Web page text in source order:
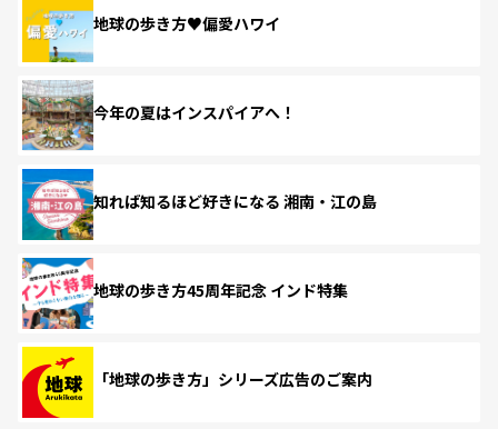
地球の歩き方♥偏愛ハワイ
今年の夏はインスパイアへ！
知れば知るほど好きになる 湘南・江の島
地球の歩き方45周年記念 インド特集
「地球の歩き方」シリーズ広告のご案内